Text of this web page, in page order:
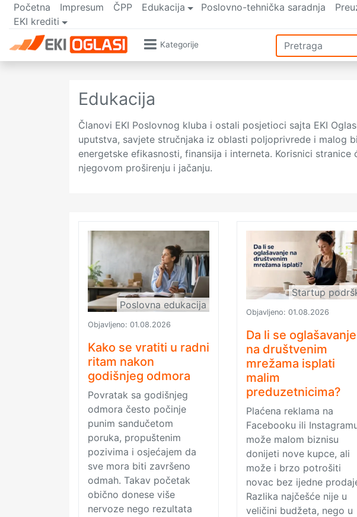
Početna Impresum ČPP Edukacija Poslovno-tehnička saradnja
EKI krediti
Kategorije
Edukacija
Članovi EKI Poslovnog kluba i ostali posjetioci sajta EKI
uputstva, savjete stručnjaka iz oblasti poljoprivrede i malog
energetske efikasnosti, finansija i interneta. Korisnici
njegovom proširenju i jačanju.
Poslovna edukacija
Objavljeno: 01.08.2026
Kako se vratiti u radni
ritam nakon
godišnjeg odmora
Povratak sa godišnjeg
odmora često počinje
punim sandučetom
poruka, propuštenim
pozivima i osjećajem da
sve mora biti završeno
odmah. Takav početak
obično donese više
nervoze nego rezultata
Startup
Objavljeno:01.08.2026
Da li se oglašavanje
na društvenim
mrežama isplati
malim
preduzetnicima?
Plaćena reklama na
Facebooku ili
može malom biznisu
donijeti nove kupce, ali
može i brzo potrošiti
novac bez ijedne
Razlika najčešće nije u
veličini budžeta, nego u